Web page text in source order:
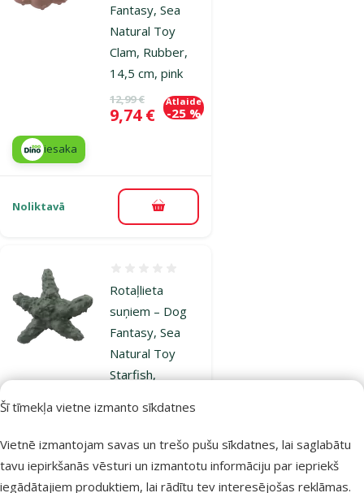
Šī tīmekļa vietne izmanto sīkdatnes
Vietnē izmantojam savas un trešo pušu sīkdatnes, lai saglabātu
tavu iepirkšanās vēsturi un izmantotu informāciju par iepriekš
iegādātajiem produktiem, lai rādītu tev interesējošas reklāmas.
Fantasy, Sea
Natural Toy
Clam, Rubber,
14,5 cm, pink
Oriģinālā cena
12,99 €
Cena
9,74 €
Atlaide
-25 %
iesaka
Noliktavā Pievienot grozam
Rotaļlieta
suņiem – Dog
Fantasy, Sea
Natural Toy
Starfish,
green
Oriģinālā cena
11,99 €
Cena
8,98 €
Atlaide
-25 %